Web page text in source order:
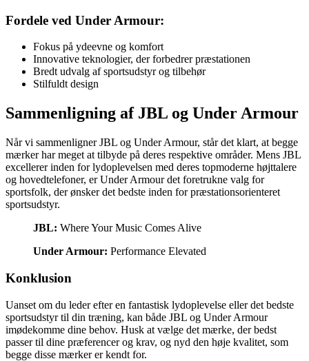
Fordele ved Under Armour:
Fokus på ydeevne og komfort
Innovative teknologier, der forbedrer præstationen
Bredt udvalg af sportsudstyr og tilbehør
Stilfuldt design
Sammenligning af JBL og Under Armour
Når vi sammenligner JBL og Under Armour, står det klart, at begge
mærker har meget at tilbyde på deres respektive områder. Mens JBL
excellerer inden for lydoplevelsen med deres topmoderne højttalere
og hovedtelefoner, er Under Armour det foretrukne valg for
sportsfolk, der ønsker det bedste inden for præstationsorienteret
sportsudstyr.
JBL: Where Your Music Comes Alive
Under Armour: Performance Elevated
Konklusion
Uanset om du leder efter en fantastisk lydoplevelse eller det bedste
sportsudstyr til din træning, kan både JBL og Under Armour
imødekomme dine behov. Husk at vælge det mærke, der bedst
passer til dine præferencer og krav, og nyd den høje kvalitet, som
begge disse mærker er kendt for.